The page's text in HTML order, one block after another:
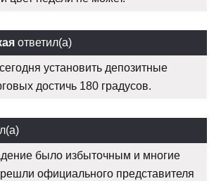
ответил(а)
установить депозитные
достичь 180 градусов.
было избыточным и многие
официального представителя